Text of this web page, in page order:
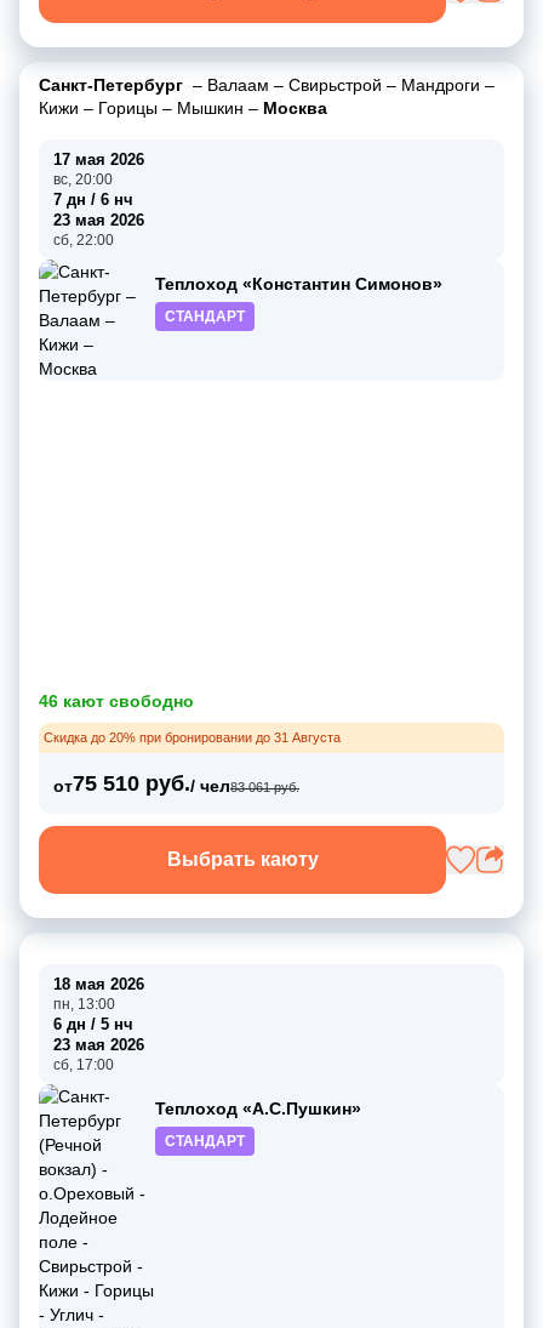
Санкт-Петербург – Валаам – Свирьстрой – Мандроги –
Кижи – Горицы – Мышкин – Москва
17 мая 2026
вс, 20:00
7 дн / 6 нч
23 мая 2026
сб, 22:00
Теплоход «Константин Симонов»
СТАНДАРТ
46 кают свободно
Скидка до 20% при бронировании до 31 Августа
от75 510 руб./ чел83 061 руб.
Выбрать каюту
18 мая 2026
пн, 13:00
6 дн / 5 нч
23 мая 2026
сб, 17:00
Теплоход «А.С.Пушкин»
СТАНДАРТ